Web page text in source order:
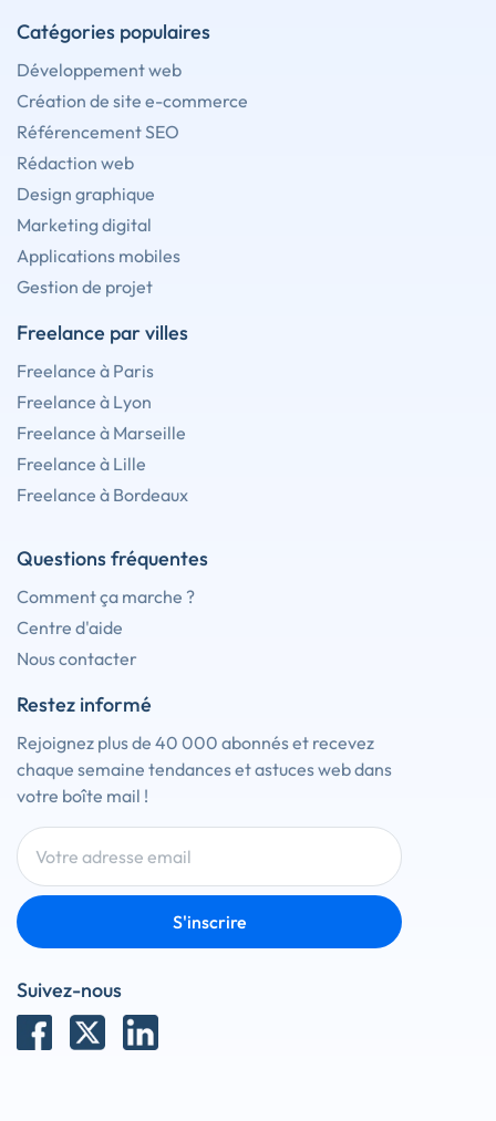
Catégories populaires
Développement web
Création de site e-commerce
Référencement SEO
Rédaction web
Design graphique
Marketing digital
Applications mobiles
Gestion de projet
Freelance par villes
Freelance à Paris
Freelance à Lyon
Freelance à Marseille
Freelance à Lille
Freelance à Bordeaux
Questions fréquentes
Comment ça marche ?
Centre d'aide
Nous contacter
Restez informé
Rejoignez plus de 40 000 abonnés et recevez
chaque semaine tendances et astuces web dans
votre boîte mail !
S'inscrire
Suivez-nous